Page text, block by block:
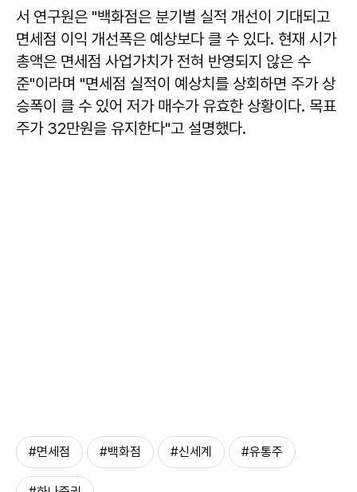
서 연구원은 "백화점은 분기별 실적 개선이 기대되고
면세점 이익 개선폭은 예상보다 클 수 있다. 현재 시가
총액은 면세점 사업가치가 전혀 반영되지 않은 수
준"이라며 "면세점 실적이 예상치를 상회하면 주가 상
승폭이 클 수 있어 저가 매수가 유효한 상황이다. 목표
주가 32만원을 유지한다"고 설명했다.
#면세점 #백화점 #신세계 #유통주